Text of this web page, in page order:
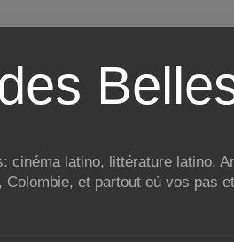
cinéma latino, littérature latino,
Colombie, et partout où vos pas